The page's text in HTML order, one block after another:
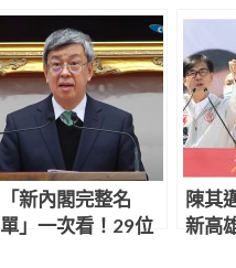
「新內閣完整名
單」一次看！29位
陳其
新高